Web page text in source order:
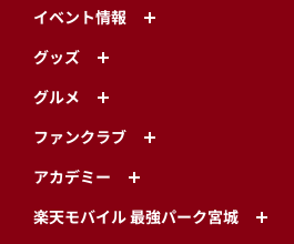
イベント情報
グッズ
グルメ
ファンクラブ
アカデミー
楽天モバイル 最強パーク宮城